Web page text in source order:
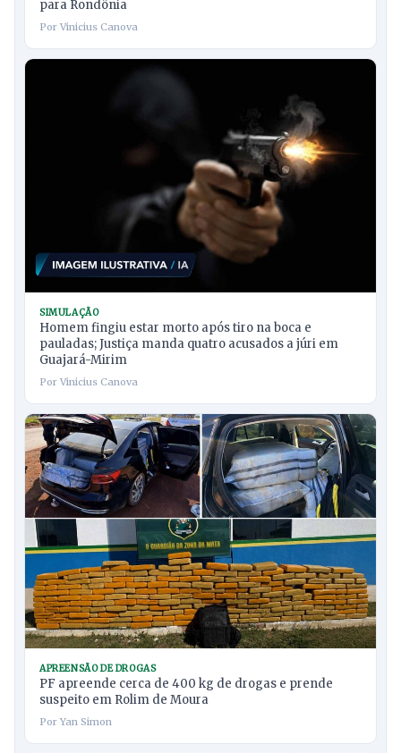
para Rondônia
Por Vinicius Canova
SIMULAÇÃO
Homem fingiu estar morto após tiro na boca e
pauladas; Justiça manda quatro acusados a júri em
Guajará-Mirim
Por Vinicius Canova
APREENSÃO DE DROGAS
PF apreende cerca de 400 kg de drogas e prende
suspeito em Rolim de Moura
Por Yan Simon